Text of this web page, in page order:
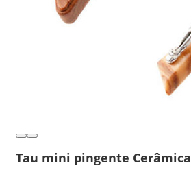
Tau mini pingente Cerâmica